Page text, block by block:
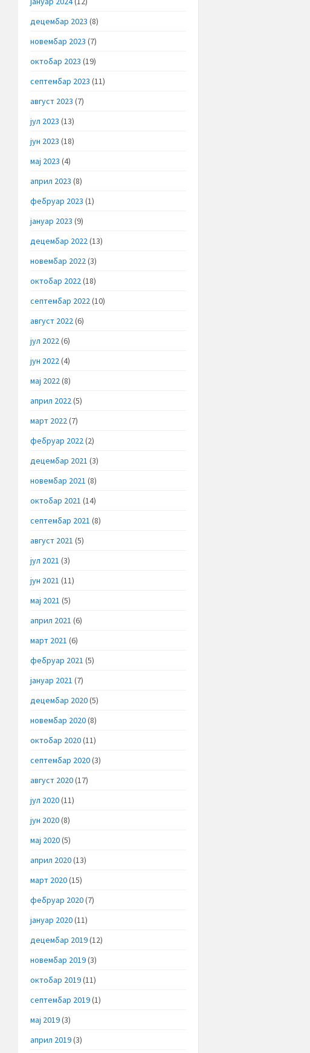
децембар 2023 (8)
новембар 2023 (7)
октобар 2023 (19)
септембар 2023 (11)
август 2023 (7)
јул 2023 (13)
јун 2023 (18)
мај 2023 (4)
април 2023 (8)
фебруар 2023 (1)
јануар 2023 (9)
децембар 2022(13)
новембар 2022(3)
октобар 2022(18)
септембар 2022(10)
август 2022(6)
јул 2022(6)
јун 2022(4)
мај 2022(8)
април 2022(5)
март 2022(7)
фебруар 2022(2)
децембар 2021 (3)
новембар 2021 (8)
октобар 2021 (14)
септембар 2021 (8)
август 2021 (5)
јул 2021 (3)
јун 2021 (11)
мај 2021 (5)
април 2021 (6)
март 2021 (6)
фебруар 2021 (5)
јануар 2021 (7)
децембар 2020(5)
новембар 2020(8)
октобар 2020(11)
септембар 2020(3)
август 2020(17)
јул 2020(11)
јун 2020(8)
мај 2020(5)
април 2020(13)
март 2020(15)
фебруар 2020(7)
јануар 2020(11)
децембар 2019(12)
новембар 2019(3)
октобар 2019(11)
септембар 2019(1)
мај 2019(3)
април 2019(3)